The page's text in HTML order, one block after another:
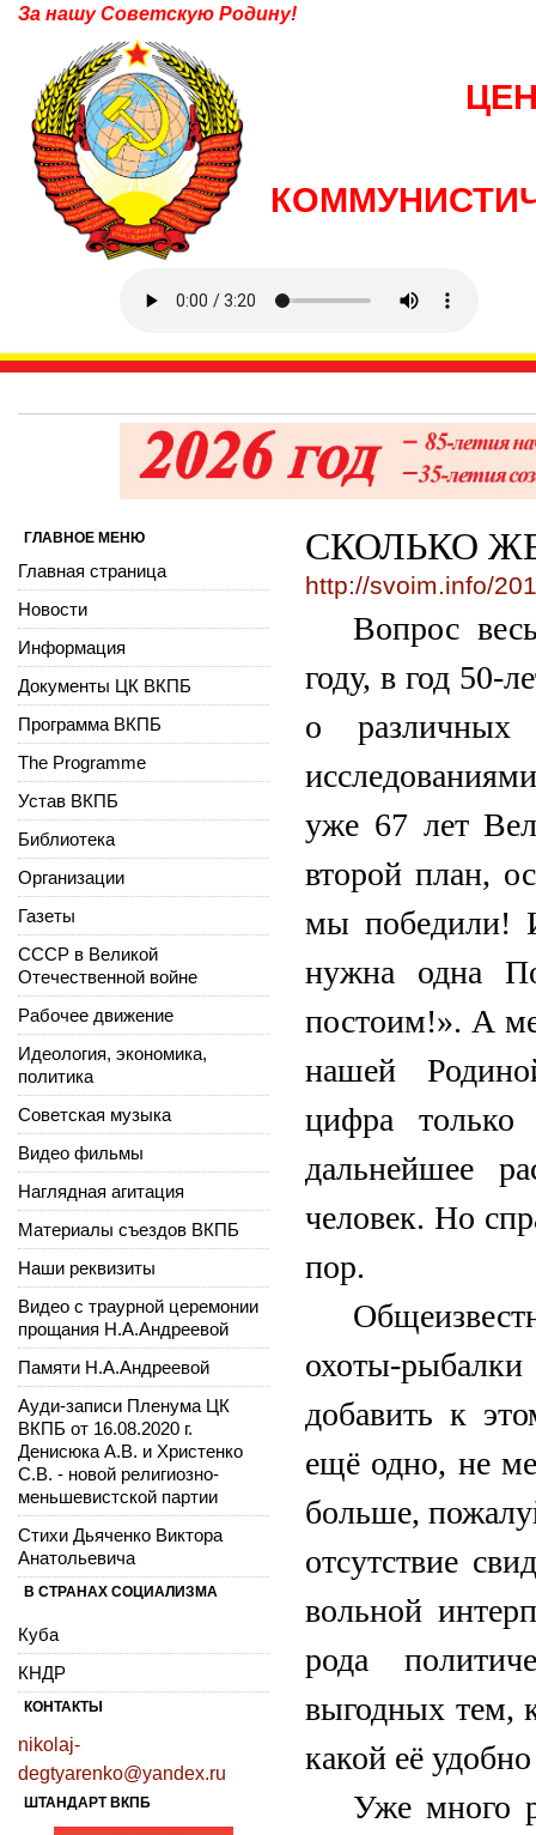
За нашу Советскую Родину!
СКОЛЬКО
http://svoim.info/
Вопрос
году, в год 50-
о различных
уже 67 лет
второй план,
мы победили!
нужна одна
постоим!». А
нашей
цифра только
дальнейшее
человек. Но
пор.
охоты-
добавить к
ещё одно, не
больше,
отсутствие
вольной
рода
выгодных тем,
какой её
Уже много
ГЛАВНОЕ МЕНЮ
Главная страница
Новости
Информация
Документы ЦК ВКПБ
Программа ВКПБ
The Programme
Устав ВКПБ
Библиотека
Организации
Газеты
СССР в Великой
Отечественной войне
Рабочее движение
Идеология, экономика,
политика
Советская музыка
Видео фильмы
Наглядная агитация
Материалы съездов ВКПБ
Наши реквизиты
Видео с траурной церемонии
прощания Н.А.Андреевой
Памяти Н.А.Андреевой
Ауди-записи Пленума ЦК
ВКПБ от 16.08.2020 г.
Денисюка А.В. и Христенко
С.В. - новой религиозно-
меньшевистской партии
Стихи Дьяченко Виктора
Анатольевича
В СТРАНАХ СОЦИАЛИЗМА
Куба
КНДР
КОНТАКТЫ
nikolaj-
degtyarenko@yandex.ru
ШТАНДАРТ ВКПБ